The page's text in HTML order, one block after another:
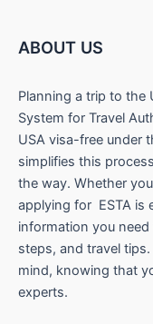
ABOUT US
Planning a trip to the
System for Travel
USA visa-free under
simplifies this
the way. Whether
applying for ESTA is
information you
steps, and travel
mind, knowing that
experts.